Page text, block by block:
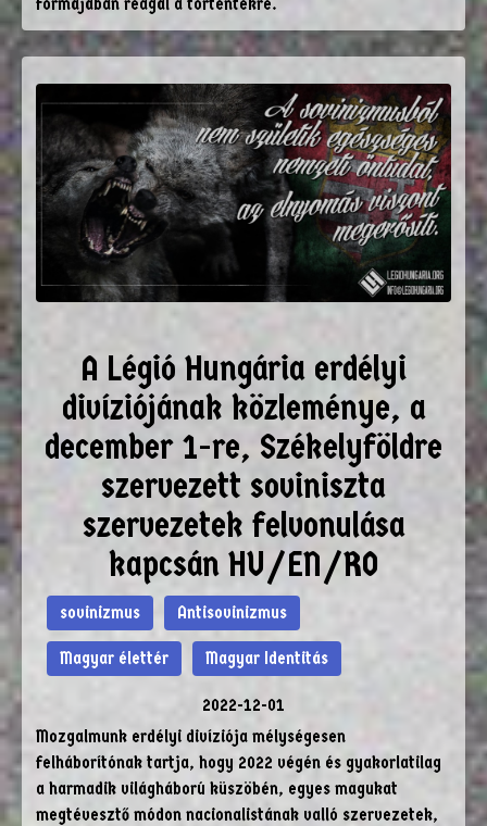
A Légió Hungária erdélyi
divíziójának közleménye, a
december 1-re, Székelyföldre
szervezett soviniszta
szervezetek felvonulása
kapcsán HU/EN/RO
sovinizmus Antisovinizmus
Magyar élettér Magyar Identitás
2022-12-01
Mozgalmunk erdélyi divíziója mélységesen
felháborítónak tartja, hogy 2022 végén és gyakorlatilag
a harmadik világháború küszöbén, egyes magukat
megtévesztő módon nacionalistának valló szervezetek,